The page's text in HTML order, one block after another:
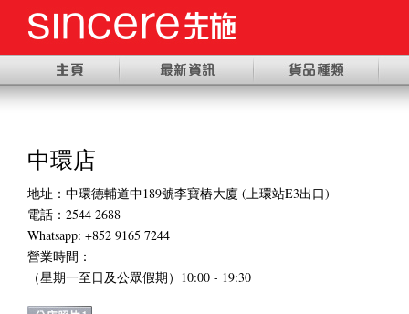
中環店
地址：中環德輔道中189號李寶樁大廈 (上環站E3出口)
電話：2544 2688
Whatsapp: +852 9165 7244
營業時間：
（星期一至日及公眾假期） 10:00 - 19:30